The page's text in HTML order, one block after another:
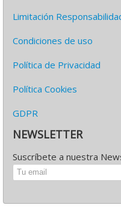
Limitación
Condiciones de uso
Política de Privacidad
Política Cookies
GDPR
NEWSLETTER
Suscríbete a nuestra